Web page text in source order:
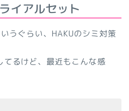
イアルセット
うぐらい、HAKUのシミ対策
てるけど、最近もこんな感